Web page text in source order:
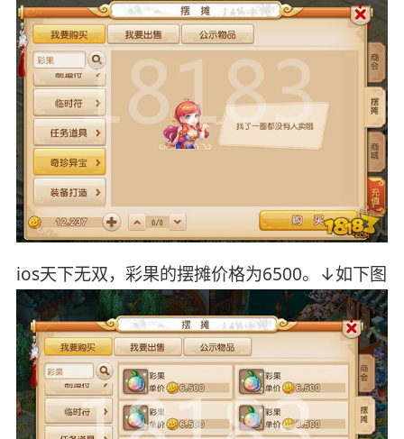
ios天下无双，彩果的摆摊价格为6500。↓如下图